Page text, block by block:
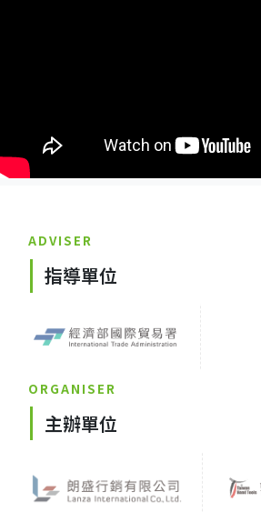
ADVISER
指導單位
ORGANISER
主辦單位